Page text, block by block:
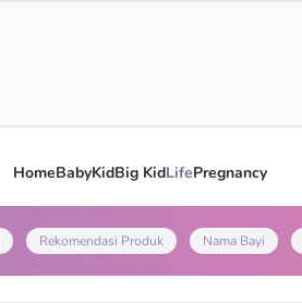
HomeBabyKidBig KidLifePregnancy
Rekomendasi Produk Nama Bayi